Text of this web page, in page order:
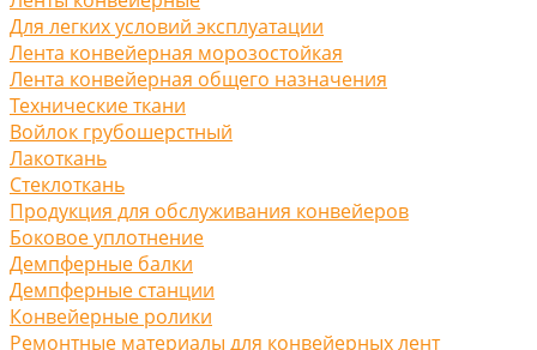
Для легких условий эксплуатации
Лента конвейерная морозостойкая
Лента конвейерная общего назначения
Технические ткани
Войлок грубошерстный
Лакоткань
Стеклоткань
Продукция для обслуживания конвейеров
Боковое уплотнение
Демпферные балки
Демпферные станции
Конвейерные ролики
Ремонтные материалы для конвейерных лент